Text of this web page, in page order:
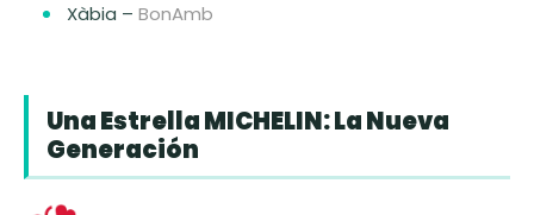
Xàbia – BonAmb
Una Estrella MICHELIN: La Nueva
Generación